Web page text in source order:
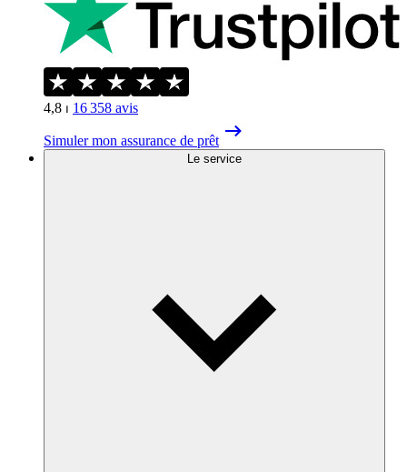
4,8 ⏐ 16 358 avis
Simuler mon assurance de prêt
Le service